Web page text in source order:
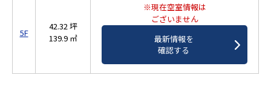
5F
42.32 坪
139.9 ㎡
※現在空室情報は
ございません
最新情報を
確認する